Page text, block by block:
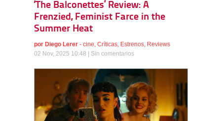
‘The Balconettes’ Review: A
Frenzied, Feminist Farce in the
Summer Heat
por Diego Lerer - cine, Críticas, Estrenos, Reviews
02 Nov, 2025 10:48 | Sin comentarios